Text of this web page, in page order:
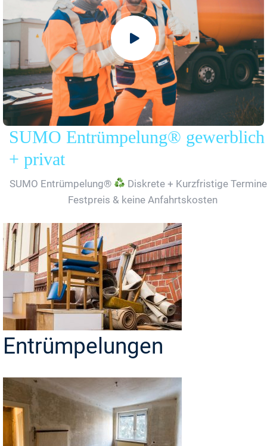
SUMO Entrümpelung® gewerblich
+ privat
SUMO Entrümpelung®
Diskrete + Kurzfristige
Festpreis & keine Anfahrtskosten
Entrümpelungen